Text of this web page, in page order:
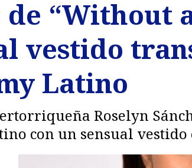
Internacional
Motores
“Without
vestido
Latino
Roselyn
con un sensual